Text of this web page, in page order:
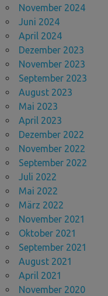
November 2024
Juni 2024
April 2024
Dezember 2023
November 2023
September 2023
August 2023
Mai 2023
April 2023
Dezember 2022
November 2022
September 2022
Juli 2022
Mai 2022
März 2022
November 2021
Oktober 2021
September 2021
August 2021
April 2021
November 2020